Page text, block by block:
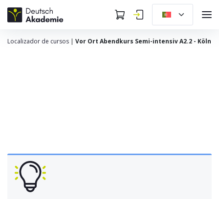
Localizador de cursos | Vor Ort Abendkurs Semi-intensiv A2.2 - Köln